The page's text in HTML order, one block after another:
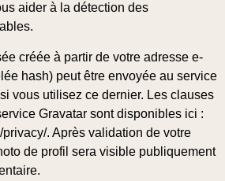
aider à la détection des
créée à partir de votre adresse e-
hash) peut être envoyée au service
vous utilisez ce dernier. Les clauses
Gravatar sont disponibles ici :
privacy/. Après validation de votre
de profil sera visible publiquement